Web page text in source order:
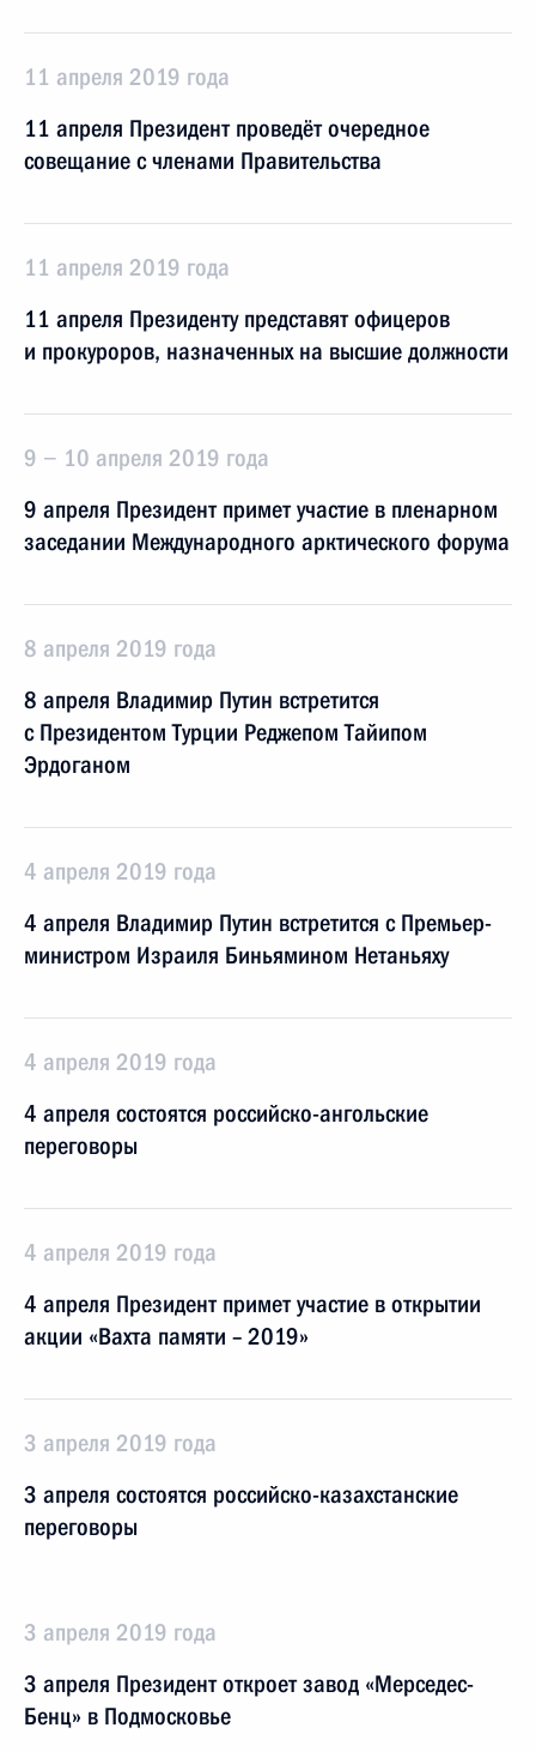
11 апреля 2019 года
11 апреля Президент проведёт очередное
совещание с членами Правительства
11 апреля 2019 года
11 апреля Президенту представят офицеров
и прокуроров, назначенных на высшие должности
9 − 10 апреля 2019 года
9 апреля Президент примет участие в пленарном
заседании Международного арктического форума
8 апреля 2019 года
8 апреля Владимир Путин встретится
с Президентом Турции Реджепом Тайипом
Эрдоганом
4 апреля 2019 года
4 апреля Владимир Путин встретится с Премьер-
министром Израиля Биньямином Нетаньяху
4 апреля 2019 года
4 апреля состоятся российско-ангольские
переговоры
4 апреля 2019 года
4 апреля Президент примет участие в открытии
акции «Вахта памяти – 2019»
3 апреля 2019 года
3 апреля состоятся российско-казахстанские
переговоры
3 апреля 2019 года
3 апреля Президент откроет завод «Мерседес-
Бенц» в Подмосковье